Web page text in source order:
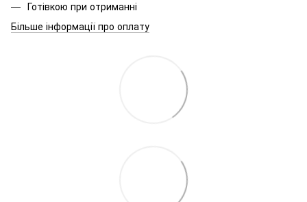
Готівкою при отриманні
Більше інформації про оплату